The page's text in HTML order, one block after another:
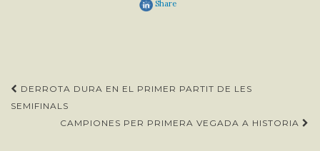
Share
Post
navigation
DERROTA DURA EN EL PRIMER PARTIT DE LES
SEMIFINALS
CAMPIONES PER PRIMERA VEGADA A HISTORIA